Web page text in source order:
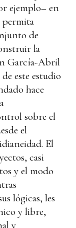
ejemplo– en
permita
de
la
García-Abril
este estudio
hace
sobre el
el
El
casi
y el modo
lógicas, les
y libre,
y